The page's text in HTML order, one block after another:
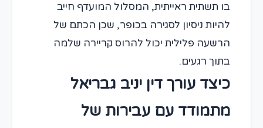
בו תשתית ראייתית, המסלול המועדף חייב
להיות ניסיון לסגירה בכופר, שכן הכתם של
הרשעה פלילית יכול להרוס קריירה שלמה
בתוך רגעים.
כיצד עורך דין יניב גבריאל
מתמודד עם עבירות של